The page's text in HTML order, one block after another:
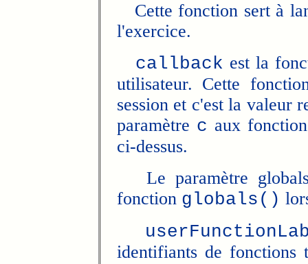
Cette fonction sert à
l'exercice.
callback est la
utilisateur. Cette
session et c'est la valeur
paramètre c aux
ci-dessus.
Le paramètre
fonction globals()
identifiants de fonctions